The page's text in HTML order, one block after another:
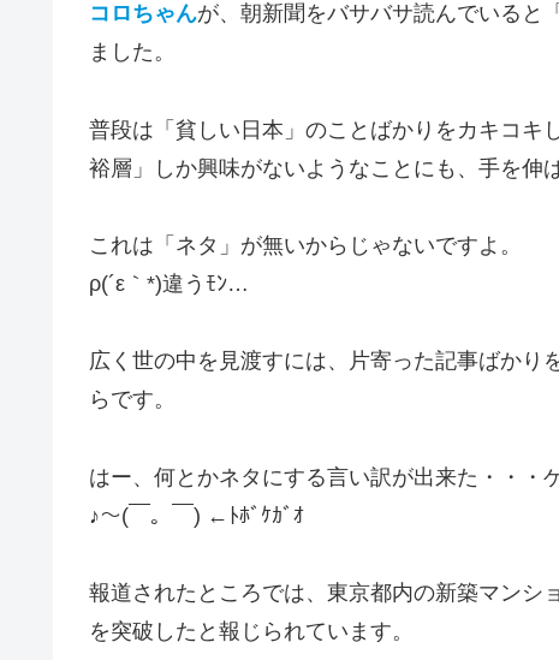
コロちゃんが、朝新聞をバサバサ読んでいると
ました。
普段は「貧しい日本」のことばかりをカキコキ
裕層」しか興味がないようなことにも、手を伸
これは「ネタ」が無いからじゃないですよ。
ρ(´ε｀*)違うﾓﾝ…
広く世の中を見渡すには、片寄った記事ばかり
らです。
はー、何とかネタにする言い訳が出来た・・・
♪～(￣。￣) ←ﾄﾎﾞｹｶﾞｵ
報道されたところでは、東京都内の新築マンシ
を突破したと報じられています。